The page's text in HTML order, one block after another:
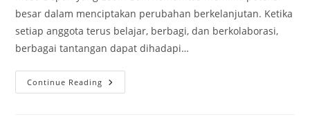
besar dalam menciptakan perubahan berkelanjutan. Ketika
setiap anggota terus belajar, berbagi, dan berkolaborasi,
berbagai tantangan dapat dihadapi…
Continue Reading Jejak
Komunitas